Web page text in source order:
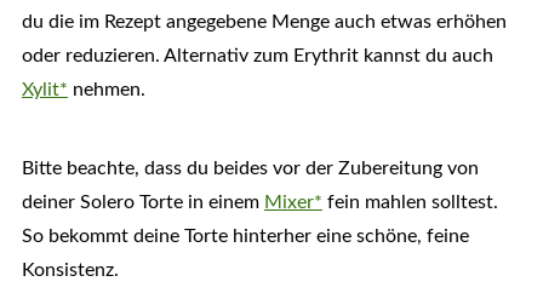
du die im Rezept angegebene Menge auch etwas erhöhen
oder reduzieren. Alternativ zum Erythrit kannst du auch
Xylit* nehmen.
Bitte beachte, dass du beides vor der Zubereitung von
deiner Solero Torte in einem Mixer* fein mahlen solltest.
So bekommt deine Torte hinterher eine schöne, feine
Konsistenz.